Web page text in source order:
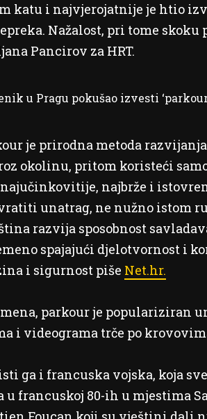
katu i najvjerojatnije je htio
Nažalost, pri tome skoku
Pancirov za HRT.
u Pragu pokušao izvesti
je prirodna metoda
okolinu, pritom koristeći
najbrže i
unatrag, ne nužno istom
razvija sposobnost
spajajući djelotvornost i
i sigurnost piše Net.hr.
parkour je populariziran
i videograma trče po
ga i francuska vojska, koja
francuskoj 80-ih u mjestima